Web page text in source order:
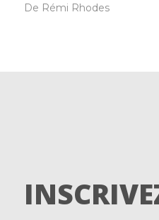
De Rémi Rhodes